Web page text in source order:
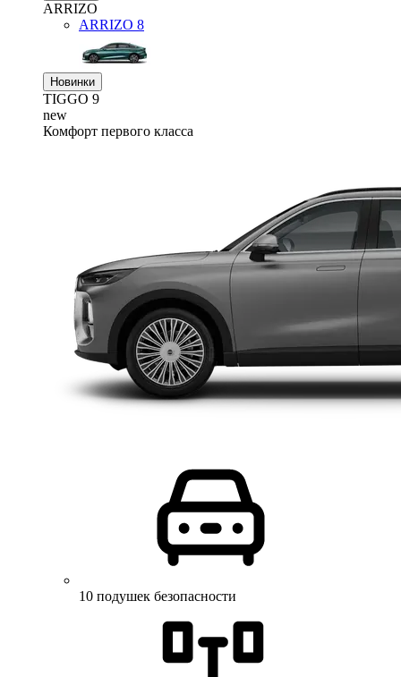
ARRIZO
ARRIZO 8
Новинки
TIGGO 9
new
Комфорт первого класса
10 подушек безопасности